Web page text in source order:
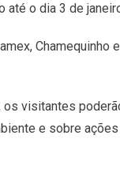
o dia 3 de
os visitantes
e sobre